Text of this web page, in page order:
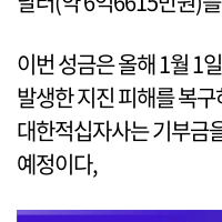
이번 성금은 올해 1월 1
발생한 지진 피해를 복
대한적십자사는 기부금
예정이다,